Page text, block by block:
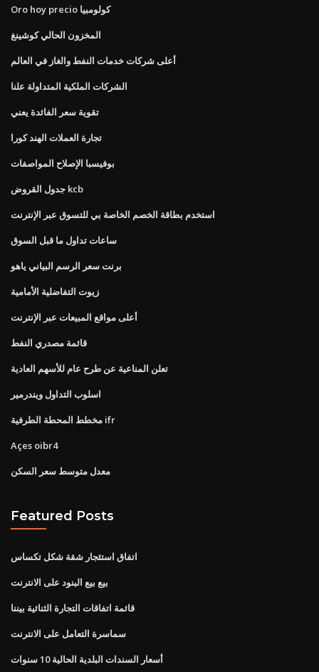
Oro hoy precio كولومبيا
المخزون الحالي كوشينغ
أعلى شركات خدمات النفط والغاز في العالم
الشركات الملكية المتداولة علنا
تقوية سعر الفائدة يعني
تجارة العملات الهند كورا
بوفيسبا الإصلاح المواصفات
جدول القروض kcb
استخدم بطاقة الخصم الخاصة بي للتسوق عبر الإنترنت
ساعات تداول ما قبل السوق
برنت سعر الرسم البياني ياهو
زيوت التفاضلية الأمامية
أعلى مواقع المبيعات عبر الإنترنت
قائمة مصدري النفط
تعلن المناعية عن طرح عام للأسهم العادية
اسلوب التداول ويندرمير
مخطط المحطة الطرفية ifr
Açes oibr4
معدل متوسط ​​سعر السكن
Featured Posts
اتفاق استئجار شقة شكل تكساس
بيع بيع البنود على الانترنت
قائمة اتفاقات التجارة الثنائية بيننا
سماسرة التعامل على الانترنت
أسعار السندات البلدية الحالية 10 سنوات